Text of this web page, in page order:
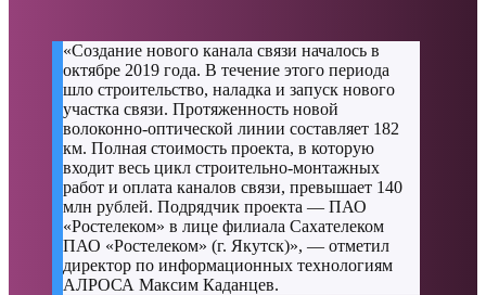
«Создание нового канала связи началось в
октябре 2019 года. В течение этого периода
шло строительство, наладка и запуск нового
участка связи. Протяженность новой
волоконно-оптической линии составляет 182
км. Полная стоимость проекта, в которую
входит весь цикл строительно-монтажных
работ и оплата каналов связи, превышает 140
млн рублей. Подрядчик проекта — ПАО
«Ростелеком» в лице филиала Сахателеком
ПАО «Ростелеком» (г. Якутск)», — отметил
директор по информационных технологиям
АЛРОСА Максим Каданцев.